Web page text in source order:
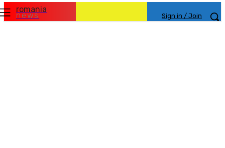
romania
news Sign in / Join